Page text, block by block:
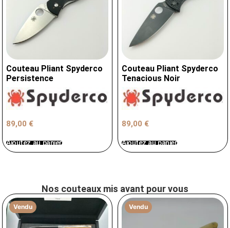
Couteau Pliant Spyderco
Persistence
89,00 €
Ajoutez au panier
Couteau Pliant Spyderco
Tenacious Noir
89,00 €
Ajoutez au panier
Nos couteaux mis avant pour vous
Vendu Vendu